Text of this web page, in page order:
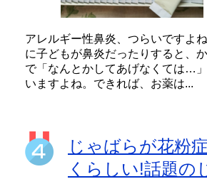
アレルギー性鼻炎、つらいですよ
に子どもが鼻炎だったりすると、
で「なんとかしてあげなくては…
いますよね。できれば、お薬は...
じゃばらが花粉
くらしい!話題の